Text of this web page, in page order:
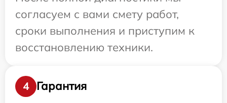
согласуем с вами смету работ,
сроки выполнения и приступим к
восстановлению техники.
4
Гарантия